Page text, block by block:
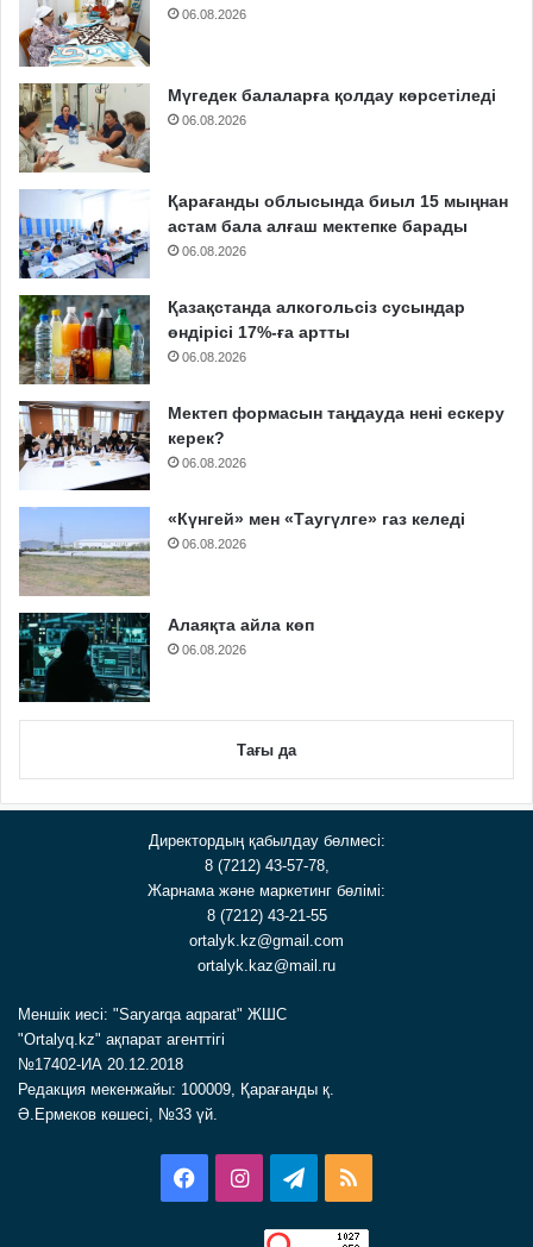
06.08.2026
Мүгедек балаларға қолдау көрсетіледі
06.08.2026
Қарағанды облысында биыл 15 мыңнан
астам бала алғаш мектепке барады
06.08.2026
Қазақстанда алкогольсіз сусындар
өндірісі 17%-ға артты
06.08.2026
Мектеп формасын таңдауда нені ескеру
керек?
06.08.2026
«Күнгей» мен «Таугүлге» газ келеді
06.08.2026
Алаяқта айла көп
06.08.2026
Тағы да
Директордың қабылдау бөлмесі:
8 (7212) 43-57-78,
Жарнама және маркетинг бөлімі:
8 (7212) 43-21-55
ortalyk.kz@gmail.com
ortalyk.kaz@mail.ru
Меншік иесі: "Saryarqa aqparat" ЖШС
"Ortalyq.kz" ақпарат агенттігі
№17402-ИА 20.12.2018
Редакция мекенжайы: 100009, Қарағанды қ.
Ә.Ермеков көшесі, №33 үй.
FacebookInstagramTelegram